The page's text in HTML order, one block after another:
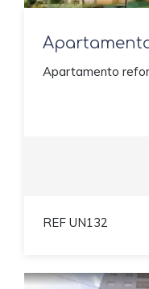
Apartamento
REF UN132